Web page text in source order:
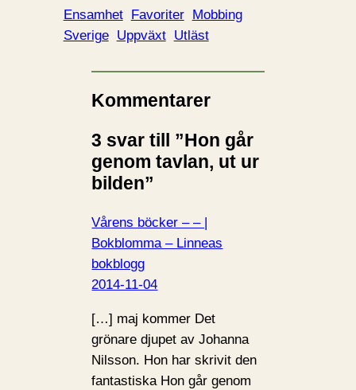
Ensamhet Favoriter Mobbing
Sverige Uppväxt Utläst
Kommentarer
3 svar till ”Hon går
genom tavlan, ut ur
bilden”
Vårens böcker – – |
Bokblomma – Linneas
bokblogg
2014-11-04
[…] maj kommer Det
grönare djupet av Johanna
Nilsson. Hon har skrivit den
fantastiska Hon går genom